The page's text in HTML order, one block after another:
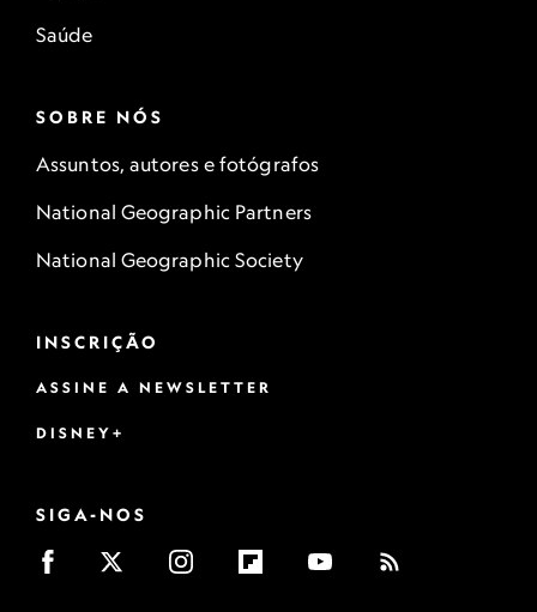
Saúde
SOBRE NÓS
Assuntos, autores e fotógrafos
National Geographic Partners
National Geographic Society
INSCRIÇÃO
ASSINE A NEWSLETTER
DISNEY+
SIGA-NOS